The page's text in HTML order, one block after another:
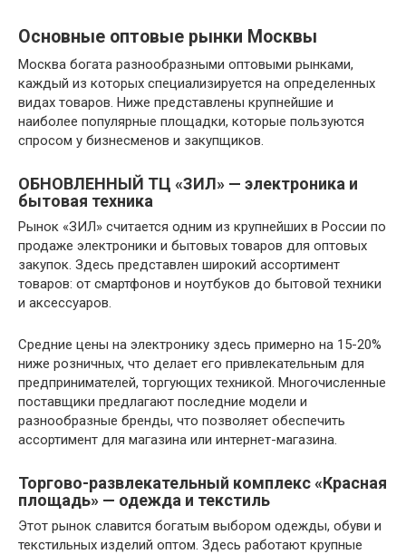
Основные оптовые рынки Москвы
Москва богата разнообразными оптовыми рынками,
каждый из которых специализируется на определенных
видах товаров. Ниже представлены крупнейшие и
наиболее популярные площадки, которые пользуются
спросом у бизнесменов и закупщиков.
ОБНОВЛЕННЫЙ ТЦ «ЗИЛ» — электроника и
бытовая техника
Рынок «ЗИЛ» считается одним из крупнейших в России по
продаже электроники и бытовых товаров для оптовых
закупок. Здесь представлен широкий ассортимент
товаров: от смартфонов и ноутбуков до бытовой техники
и аксессуаров.
Средние цены на электронику здесь примерно на 15-20%
ниже розничных, что делает его привлекательным для
предпринимателей, торгующих техникой. Многочисленные
поставщики предлагают последние модели и
разнообразные бренды, что позволяет обеспечить
ассортимент для магазина или интернет-магазина.
Торгово-развлекательный комплекс «Красная
площадь» — одежда и текстиль
Этот рынок славится богатым выбором одежды, обуви и
текстильных изделий оптом. Здесь работают крупные